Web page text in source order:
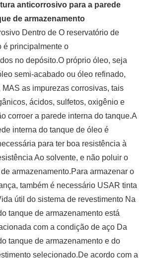
anticorrosivo para a parede
de armazenamento
Dentro de O reservatório de
é principalmente o
no depósito.O próprio óleo, seja
semi-acabado ou óleo refinado,
MAS as impurezas corrosivas, tais
ácidos, sulfetos, oxigênio e
corroer a parede interna do tanque.A
interna do tanque de óleo é
para ter boa resistência à
Ao solvente, e não poluir o
armazenamento.Para armazenar o
também é necessário USAR tinta
útil do sistema de revestimento Na
tanque de armazenamento está
com a condição de aço Da
tanque de armazenamento e do
selecionado.De acordo com a